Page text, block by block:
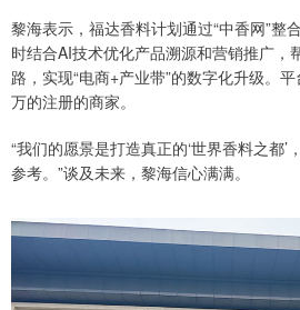
黎海表示，福达香料计划通过“中香网”整
时结合AI技术优化产品溯源和营销推广，
路，实现“电商+产业带”的数字化升级。
万的注册的商家。
“我们的愿景是打造真正的‘世界香料之都
参考。”谈及未来，黎海信心满满。